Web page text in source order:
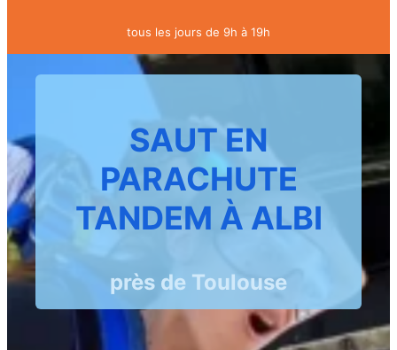
tous les jours de 9h à 19h
SAUT EN
PARACHUTE
TANDEM À ALBI
près de Toulouse